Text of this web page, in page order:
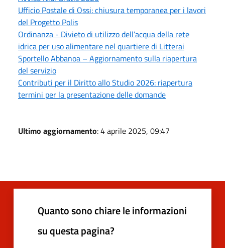
Ufficio Postale di Ossi: chiusura temporanea per i lavori
del Progetto Polis
Ordinanza - Divieto di utilizzo dell’acqua della rete
idrica per uso alimentare nel quartiere di Litterai
Sportello Abbanoa – Aggiornamento sulla riapertura
del servizio
Contributi per il Diritto allo Studio 2026: riapertura
termini per la presentazione delle domande
Ultimo aggiornamento: 4 aprile 2025, 09:47
Quanto sono chiare le informazioni
su questa pagina?